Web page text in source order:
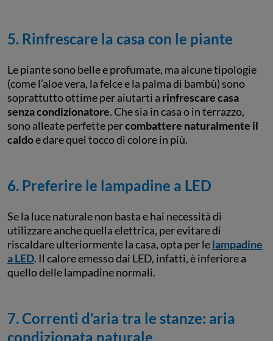
5. Rinfrescare la casa con le piante
Le piante sono belle e profumate, ma alcune tipologie
(come l’aloe vera, la felce e la palma di bambù) sono
soprattutto ottime per aiutarti a rinfrescare casa
senza condizionatore. Che sia in casa o in terrazzo,
sono alleate perfette percombattere naturalmente il
caldoe dare quel tocco di colore in più.
6. Preferire le lampadine a LED
Se la luce naturale non basta e hai necessità di
utilizzare anche quella elettrica, per evitare di
riscaldare ulteriormente la casa, opta per lelampadine
a LED. Il calore emesso dai LED, infatti, è inferiore a
quello delle lampadine normali.
7. Correnti d’aria tra le stanze: aria
condizionata naturale